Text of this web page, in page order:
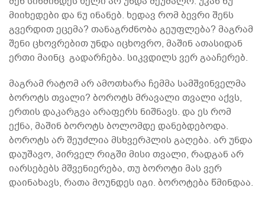
მიიხედები და ნუ ინანებ. ხედავ რომ ბევრი შენს
გვერდით ეცემა? თანაგრძნობა გეუფლება? მაგრამ
შენი ცხოვრებით უნდა იცხოვრო, მაშინ ათასიდან
ერთი მაინც გადარჩება. სიკვდილს ვერ გააჩერებ.
მაგრამ რატომ არ ამოთხარა ჩემმა სამშვინველმა
ბოროტს თვალი? ბოროტს მრავალი თვალი აქვს,
ერთის დაკარგვა არაფერს ნიშნავს. და ეს რომ
ექნა, მაშინ ბოროტს ბოლომდე დანებდებოდა.
ბოროტს არ შეუძლია მსხვერპლის გაღება. არ უნდა
დაუშავო, პირველ რიგში მისი თვალი, რადგან არ
იარსებებს მშვენიერება, თუ ბოროტი მას ვერ
დაინახავს, რათა მოუნდეს იგი. ბოროტება წმინდაა.